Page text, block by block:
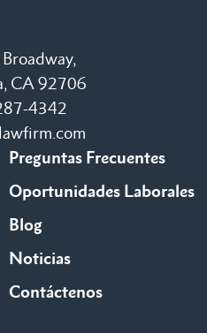
CA 92706
4342
Preguntas Frecuentes
Oportunidades Laborales
Blog
Noticias
Contáctenos